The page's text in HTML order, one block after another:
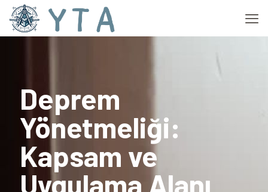
Deprem
Yönetmeliği:
Kapsam ve
Uygulama Alanı